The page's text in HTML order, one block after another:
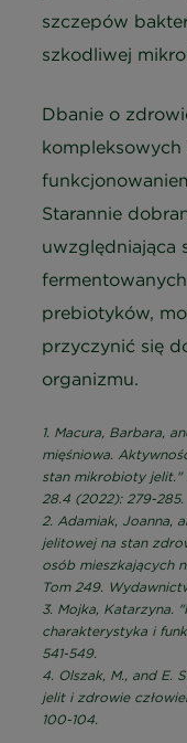
szczepów
szkodliwej
Dbanie o
Starannie
uwzględniająca
prebiotyków,
przyczynić się
organizmu.
1. Macura, Barbara,
mięśniowa.
stan mikrobioty jelit."
28.4 (2022): 279-285.
2. Adamiak, Joanna,
jelitowej na stan
osób mieszkających
Tom 249.
3. Mojka, Katarzyna.
charakterystyka i
541-549.
4. Olszak, M., and E.
jelit i zdrowie
100-104.